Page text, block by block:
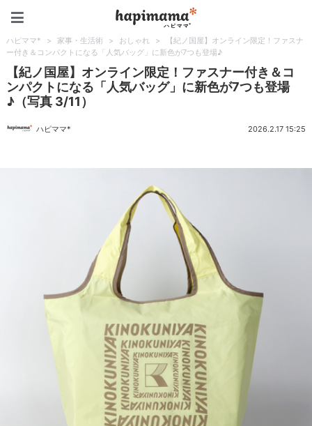
ハピママ* > 家事・生活術 > おしゃれ >
【紀ノ国屋】オンライン限定！ファスナ
ー付き＆コンパクトになる「人気バッグ」に新色が7つも登場♪
【紀ノ国屋】オンライン限定！ファスナー付き＆コ
ンパクトになる「人気バッグ」に新色が7つも登場
♪（写真 3/11）
ハピママ* 2026.2.17 15:25